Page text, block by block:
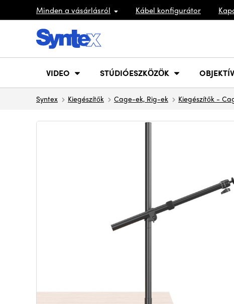
Minden a vásárlásról Kábel konfigurátor
VIDEO STÚDIÓESZKÖZÖK
Syntex Kiegészítők Cage-ek, Rig-ek Kiegészítők -